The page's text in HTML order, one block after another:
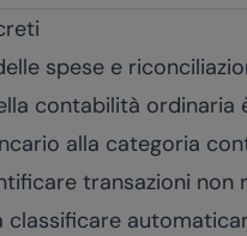
spese e
contabilità ordinaria
alla categoria
transazioni non
classificare